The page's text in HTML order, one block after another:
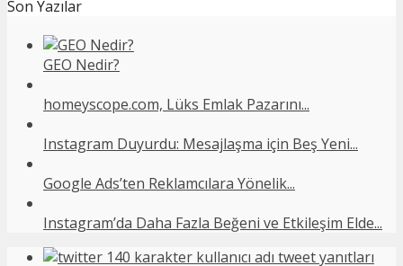
Son Yazılar
GEO Nedir?
homeyscope.com, Lüks Emlak Pazarını...
Instagram Duyurdu: Mesajlaşma için Beş Yeni...
Google Ads’ten Reklamcılara Yönelik...
Instagram’da Daha Fazla Beğeni ve Etkileşim Elde...